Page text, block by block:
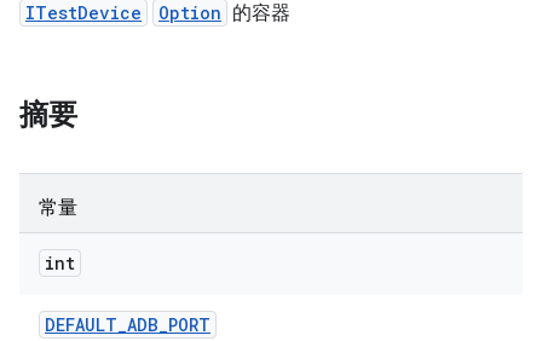
ITestDevice Option 的容器
摘要
常量
int
DEFAULT_ADB_PORT